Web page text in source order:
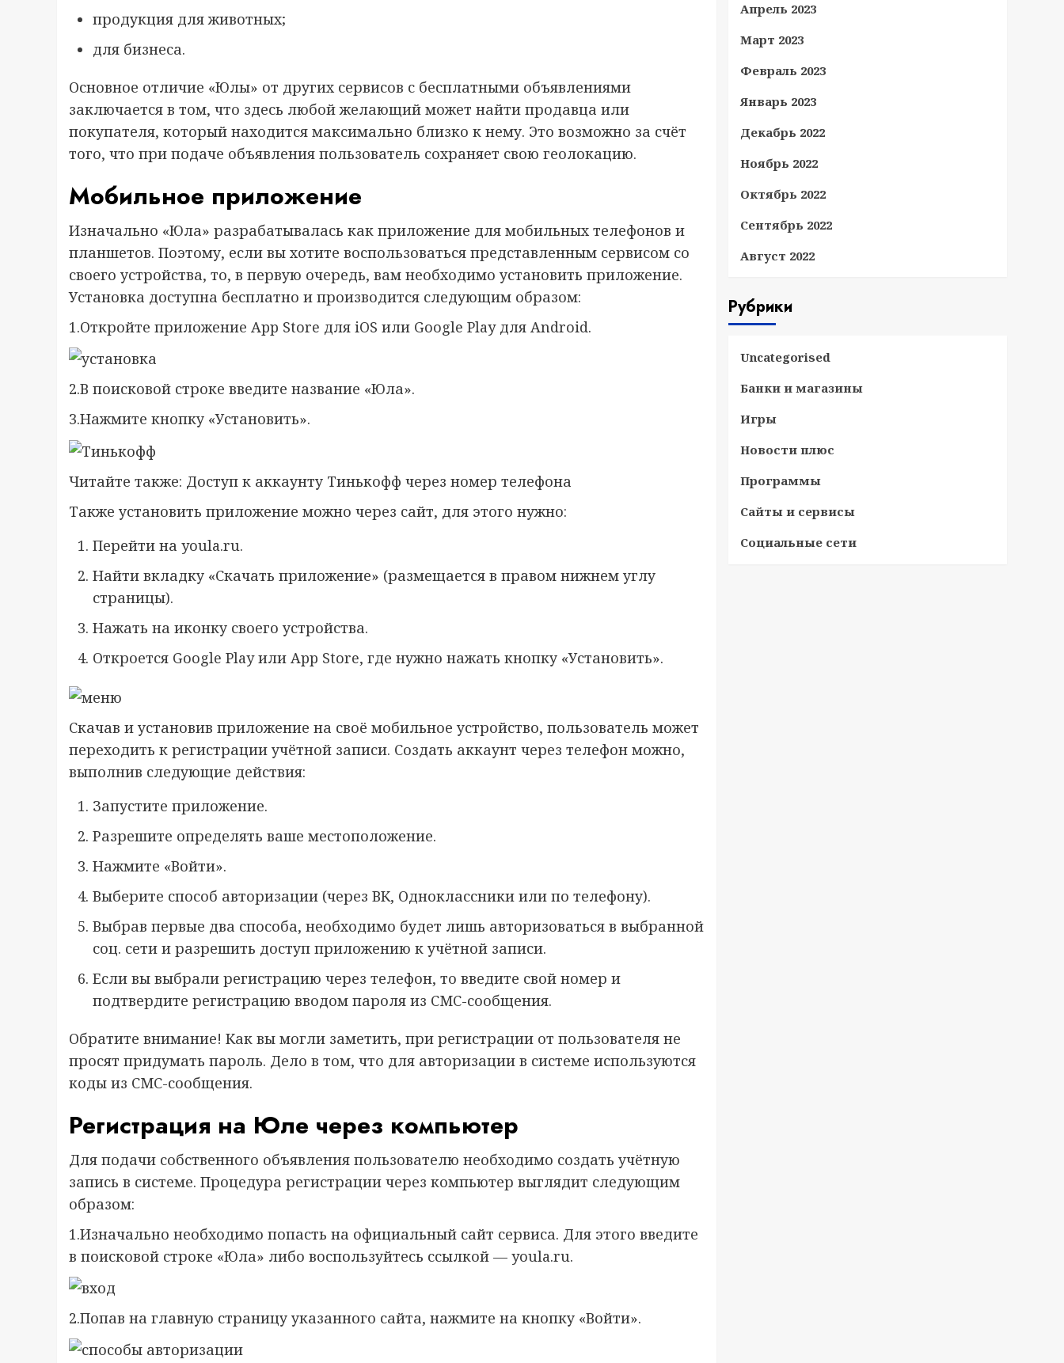
продукция для животных;
для бизнеса.
Основное отличие «Юлы» от других сервисов с бесплатными объявлениями
заключается в том, что здесь любой желающий может найти продавца или
покупателя, который находится максимально близко к нему. Это возможно за счёт
того, что при подаче объявления пользователь сохраняет свою геолокацию.
Мобильное приложение
Изначально «Юла» разрабатывалась как приложение для мобильных телефонов и
планшетов. Поэтому, если вы хотите воспользоваться представленным сервисом со
своего устройства, то, в первую очередь, вам необходимо установить приложение.
Установка доступна бесплатно и производится следующим образом:
1.Откройте приложение App Store для iOS или Google Play для Android.
2.В поисковой строке введите название «Юла».
3.Нажмите кнопку «Установить».
Читайте также: Доступ к аккаунту Тинькофф через номер телефона
Также установить приложение можно через сайт, для этого нужно:
Перейти на youla.ru.
Найти вкладку «Скачать приложение» (размещается в правом нижнем углу
страницы).
Нажать на иконку своего устройства.
Откроется Google Play или App Store, где нужно нажать кнопку «Установить».
Скачав и установив приложение на своё мобильное устройство, пользователь может
переходить к регистрации учётной записи. Создать аккаунт через телефон можно,
выполнив следующие действия:
Запустите приложение.
Разрешите определять ваше местоположение.
Нажмите «Войти».
Выберите способ авторизации (через ВК, Одноклассники или по телефону).
Выбрав первые два способа, необходимо будет лишь авторизоваться в выбранной
соц. сети и разрешить доступ приложению к учётной записи.
Если вы выбрали регистрацию через телефон, то введите свой номер и
подтвердите регистрацию вводом пароля из СМС-сообщения.
Обратите внимание! Как вы могли заметить, при регистрации от пользователя не
просят придумать пароль. Дело в том, что для авторизации в системе используются
коды из СМС-сообщения.
Регистрация на Юле через компьютер
Для подачи собственного объявления пользователю необходимо создать учётную
запись в системе. Процедура регистрации через компьютер выглядит следующим
образом:
1.Изначально необходимо попасть на официальный сайт сервиса. Для этого введите
в поисковой строке «Юла» либо воспользуйтесь ссылкой — youla.ru.
2.Попав на главную страницу указанного сайта, нажмите на кнопку «Войти».
Апрель 2023
Март 2023
Февраль 2023
Январь 2023
Декабрь 2022
Ноябрь 2022
Октябрь 2022
Сентябрь 2022
Август 2022
Рубрики
Uncategorised
Банки и магазины
Игры
Новости плюс
Программы
Сайты и сервисы
Социальные сети